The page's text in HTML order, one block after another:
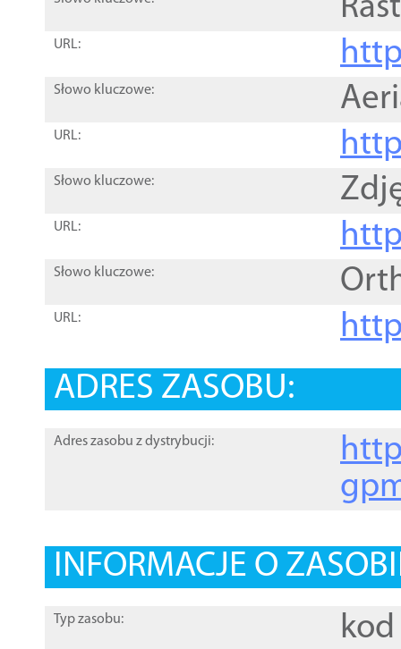
URL:
Słowo kluczowe:
URL:
Słowo kluczowe:
URL:
Słowo kluczowe:
URL:
ADRES ZASOBU:
Adres zasobu z dystrybucji:
INFORMACJE O
Typ zasobu: kod